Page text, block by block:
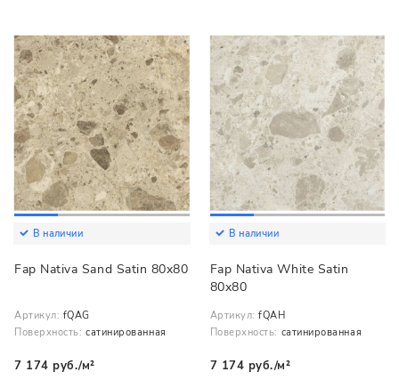
В наличии
Fap Nativa Sand Satin 80x80
Артикул: fQAG
Поверхность: сатинированная
7 174 руб./м²
В наличии
Fap Nativa White Satin
80x80
Артикул: fQAH
Поверхность: сатинированная
7 174 руб./м²